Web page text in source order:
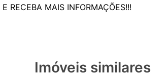
Imóveis similares